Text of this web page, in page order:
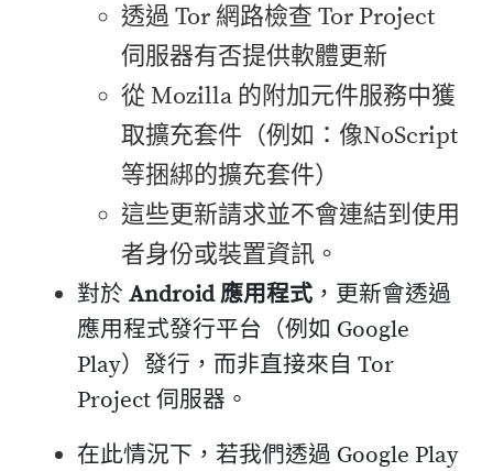
透過 Tor 網路檢查 Tor Project
伺服器有否提供軟體更新
從 Mozilla 的附加元件服務中獲
取擴充套件（例如：像NoScript
等捆綁的擴充套件）
這些更新請求並不會連結到使用
者身份或裝置資訊。
對於 Android 應用程式 ，更新會透過
應用程式發行平台（例如 Google
Play）發行，而非直接來自 Tor
Project 伺服器。
在此情況下，若我們透過 Google Play